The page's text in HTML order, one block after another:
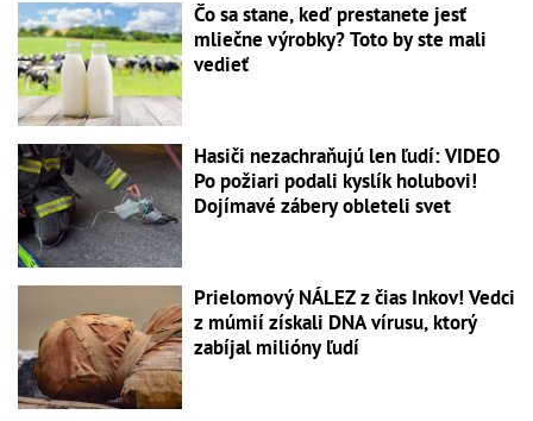
Čo sa stane, keď prestanete jesť
mliečne výrobky? Toto by ste mali
vedieť
Hasiči nezachraňujú len ľudí: VIDEO
Po požiari podali kyslík holubovi!
Dojímavé zábery obleteli svet
Prielomový NÁLEZ z čias Inkov! Vedci
z múmií získali DNA vírusu, ktorý
zabíjal milióny ľudí